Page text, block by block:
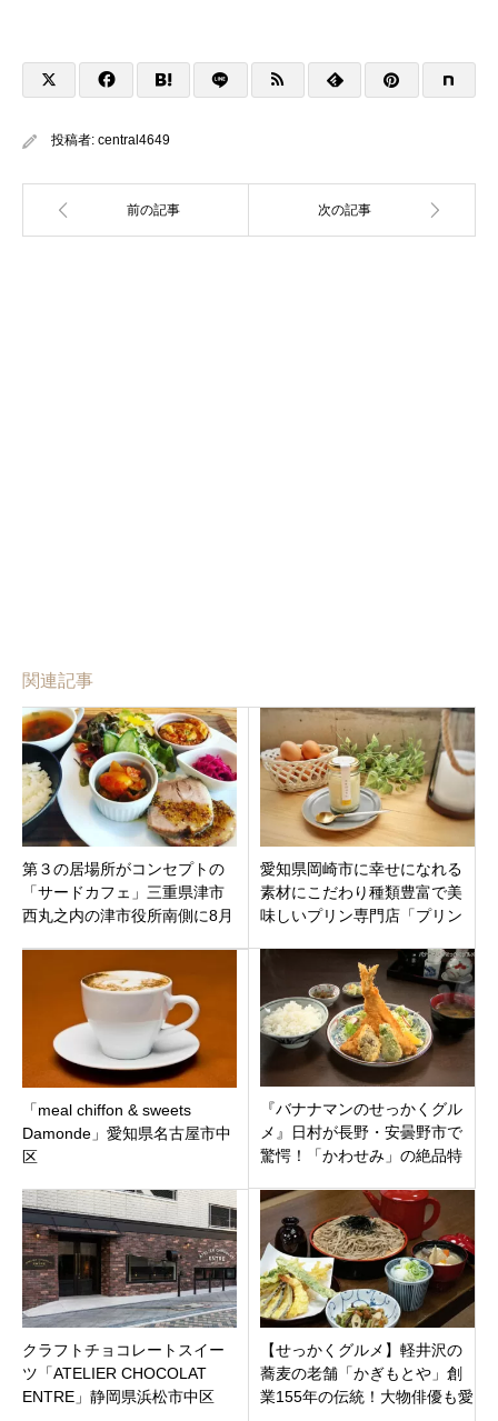
投稿者: central4649
関連記事
第３の居場所がコンセプトの
「サードカフェ」三重県津市
西丸之内の津市役所南側に8月
愛知県岡崎市に幸せになれる
素材にこだわり種類豊富で美
味しいプリン専門店「プリン
「meal chiffon & sweets
Damonde」愛知県名古屋市中
区
『バナナマンのせっかくグル
メ』日村が長野・安曇野市で
驚愕！「かわせみ」の絶品特
クラフトチョコレートスイー
ツ「ATELIER CHOCOLAT
ENTRE」静岡県浜松市中区
【せっかくグルメ】軽井沢の
蕎麦の老舗「かぎもとや」創
業155年の伝統！大物俳優も愛